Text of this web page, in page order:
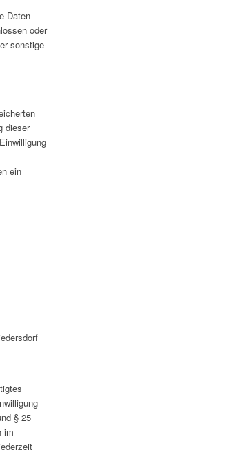
Daten
oder
sonstige
dieser
ein
§ 25
im